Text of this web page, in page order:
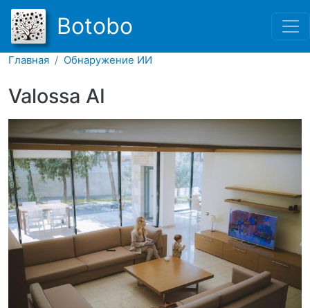
Перейти к основному
Botobo
Главная Обнаружение ИИ
Valossa AI